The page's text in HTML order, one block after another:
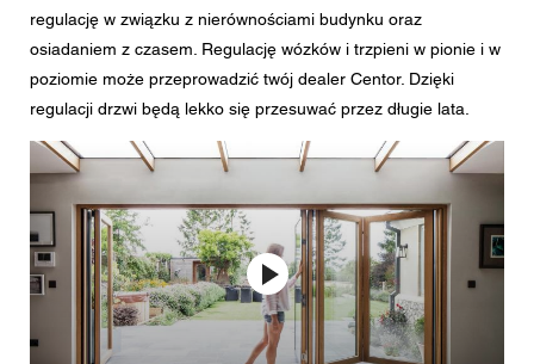
regulację w związku z nierównościami budynku oraz
osiadaniem z czasem. Regulację wózków i trzpieni w pionie i w
poziomie może przeprowadzić twój dealer Centor. Dzięki
regulacji drzwi będą lekko się przesuwać przez długie lata.